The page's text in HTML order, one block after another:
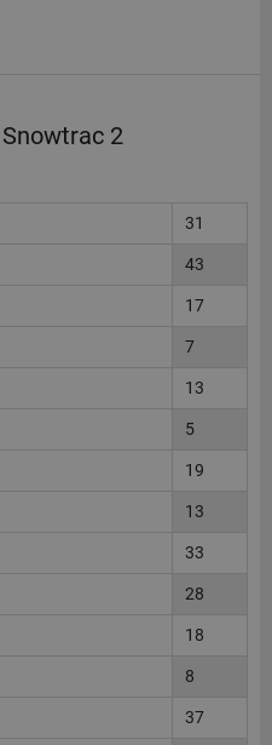
2
31
43
17
7
13
5
19
13
33
28
18
8
37